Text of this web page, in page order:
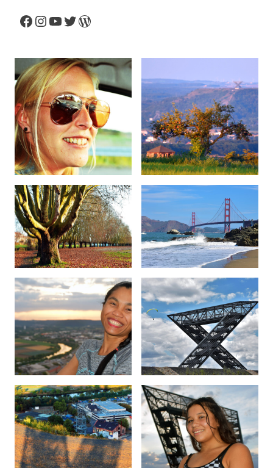
Facebook
Instagram
YouTube
Twitter
WordPress